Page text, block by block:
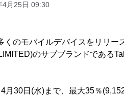
4月25日 09:30
のモバイルデバイスをリリー
のサブブランドである
30日(水)まで、最大35％